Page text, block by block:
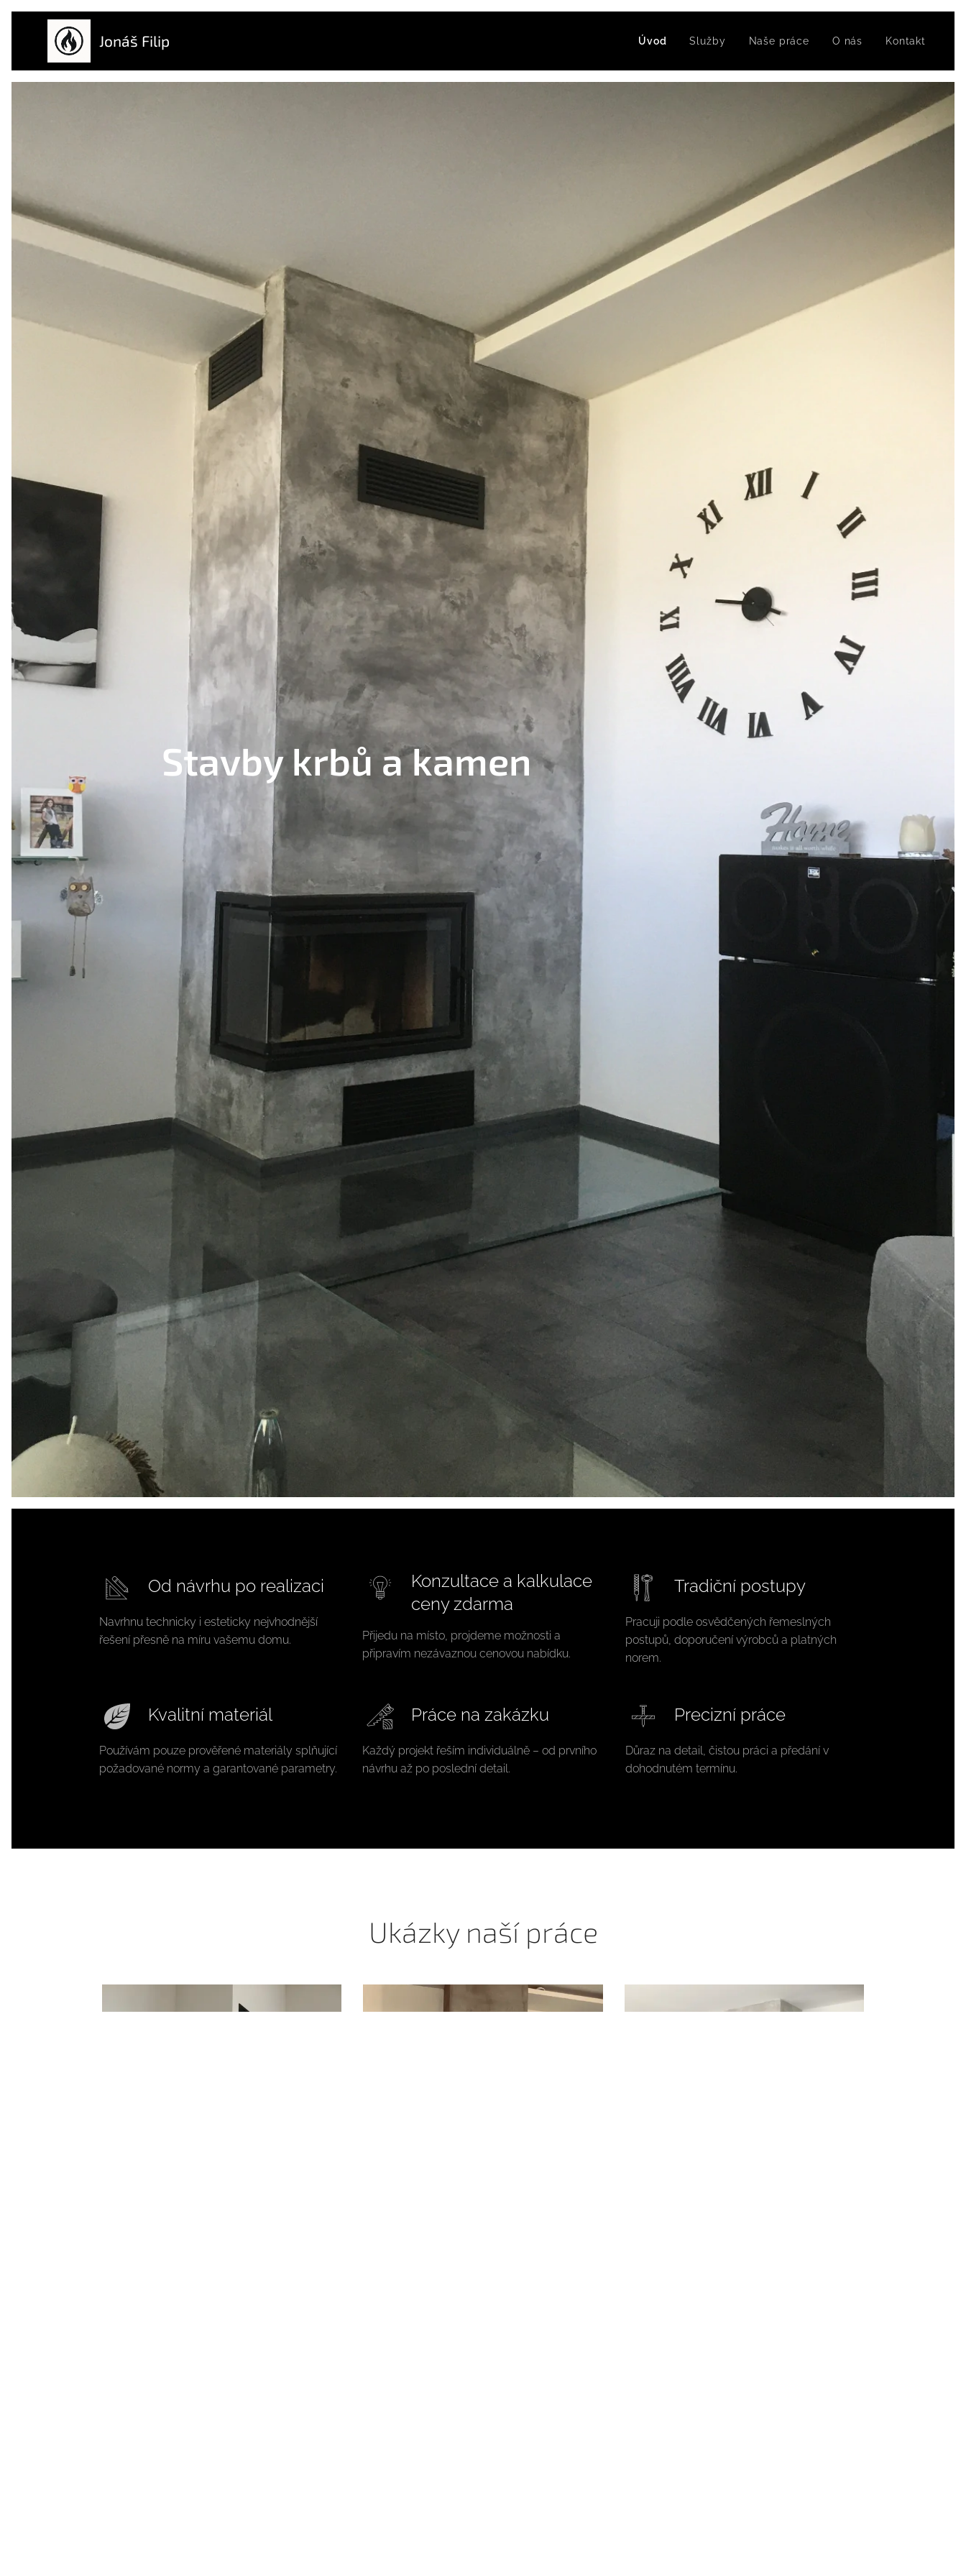
Jonáš Filip Úvod Služby Naše práce O nás Kontakt
Stavby krbů a kamen
Od návrhu po realizaci
Navrhnu technicky i esteticky nejvhodnější
řešení přesně na míru vašemu domu.
Konzultace a kalkulace
ceny zdarma
Přijedu na místo, projdeme možnosti a
připravím nezávaznou cenovou nabídku.
Tradiční postupy
Pracuji podle osvědčených řemeslných
postupů, doporučení výrobců a platných
norem.
Kvalitní materiál
Používám pouze prověřené materiály splňující
požadované normy a garantované parametry.
Práce na zakázku
Každý projekt řeším individuálně – od prvního
návrhu až po poslední detail.
Precizní práce
Důraz na detail, čistou práci a předání v
dohodnutém termínu.
Ukázky naší práce